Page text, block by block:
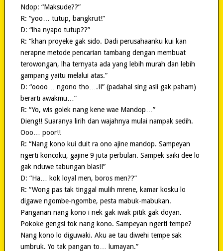
Ndop: “Maksude??”
R: “yoo… tutup, bangkrut!”
D: “lha nyapo tutup??”
R: “khan proyeke gak sido. Dadi perusahaanku kui kan
nerapne metode pencarian tambang dengan membuat
terowongan, lha ternyata ada yang lebih murah dan lebih
gampang yaitu melalui atas.”
D: “oooo… ngono tho….!!” (padahal sing asli gak paham)
berarti awakmu…”
R: “Yo, wis golek nang kene wae Mandop…”
Dieng!! Suaranya lirih dan wajahnya mulai nampak sedih.
Ooo… poor!!
R: “Nang kono kui duit ra ono ajine mandop. Sampeyan
ngerti koncoku, gajine 9 juta perbulan. Sampek saiki dee lo
gak nduwe tabungan blas!!”
D: “Ha… kok loyal men, boros men??”
R: “Wong pas tak tinggal mulih mrene, kamar kosku lo
digawe ngombe-ngombe, pesta mabuk-mabukan.
Panganan nang kono i nek gak iwak pitik gak doyan.
Pokoke gengsi tok nang kono. Sampeyan ngerti tempe?
Nang kono lo diguwaki. Aku ae tau diwehi tempe sak
umbruk. Yo tak pangan to… lumayan.”